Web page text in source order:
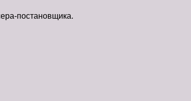
постановщика.